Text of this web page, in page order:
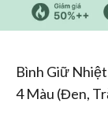
Bình Giữ
4 Màu (Đen,